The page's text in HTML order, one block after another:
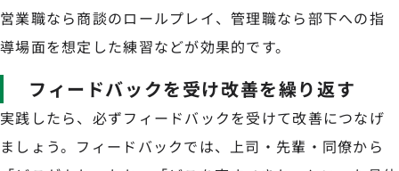
営業職なら商談のロールプレイ、管理職なら部下への指
導場面を想定した練習などが効果的です。
フィードバックを受け改善を繰り返す
実践したら、必ずフィードバックを受けて改善につなげ
ましょう。フィードバックでは、上司・先輩・同僚から